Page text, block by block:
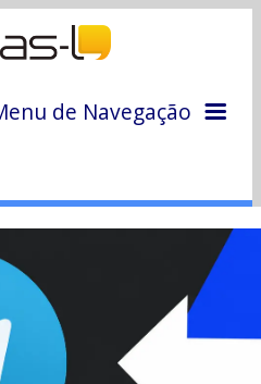
de Navegação
Colunas